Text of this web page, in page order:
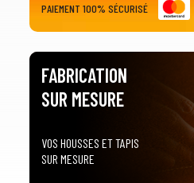
PAIEMENT 100% SÉCURISÉ
FABRICATION
SUR MESURE
VOS HOUSSES ET TAPIS
SUR MESURE